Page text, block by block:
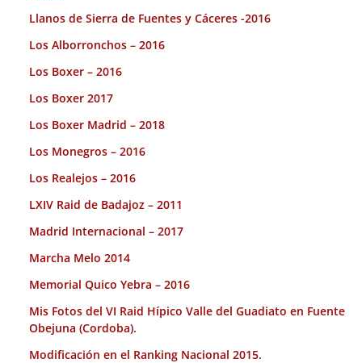
Llanos de Sierra de Fuentes y Cáceres -2016
Los Alborronchos – 2016
Los Boxer – 2016
Los Boxer 2017
Los Boxer Madrid – 2018
Los Monegros – 2016
Los Realejos – 2016
LXIV Raid de Badajoz – 2011
Madrid Internacional – 2017
Marcha Melo 2014
Memorial Quico Yebra – 2016
Mis Fotos del VI Raid Hípico Valle del Guadiato en Fuente
Obejuna (Cordoba).
Modificación en el Ranking Nacional 2015.